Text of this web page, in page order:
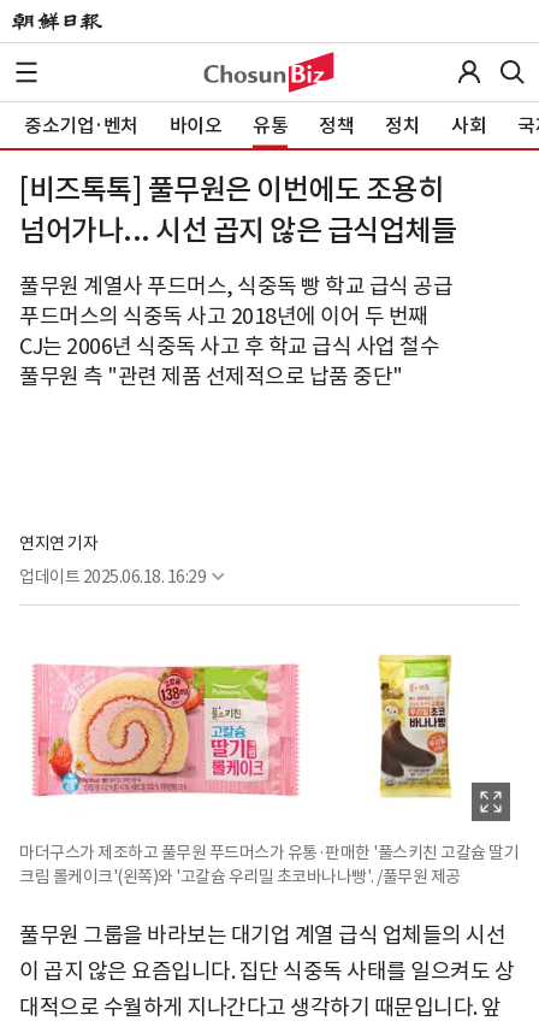
중소기업·벤처 바이오 유통 정책 정치 사회
[비즈톡톡] 풀무원은 이번에도 조용히
넘어가나... 시선 곱지 않은 급식업체들
풀무원 계열사 푸드머스, 식중독 빵 학교 급식 공급
푸드머스의 식중독 사고 2018년에 이어 두 번째
CJ는 2006년 식중독 사고 후 학교 급식 사업 철수
풀무원 측 "관련 제품 선제적으로 납품 중단"
연지연 기자
업데이트 2025.06.18. 16:29
마더구스가 제조하고 풀무원 푸드머스가 유통·판매한 '풀스키친 고칼슘 딸기
크림 롤케이크'(왼쪽)와 '고칼슘 우리밀 초코바나나빵'. /풀무원 제공
풀무원 그룹을 바라보는 대기업 계열 급식 업체들의 시선
이 곱지 않은 요즘입니다. 집단 식중독 사태를 일으켜도 상
대적으로 수월하게 지나간다고 생각하기 때문입니다. 앞